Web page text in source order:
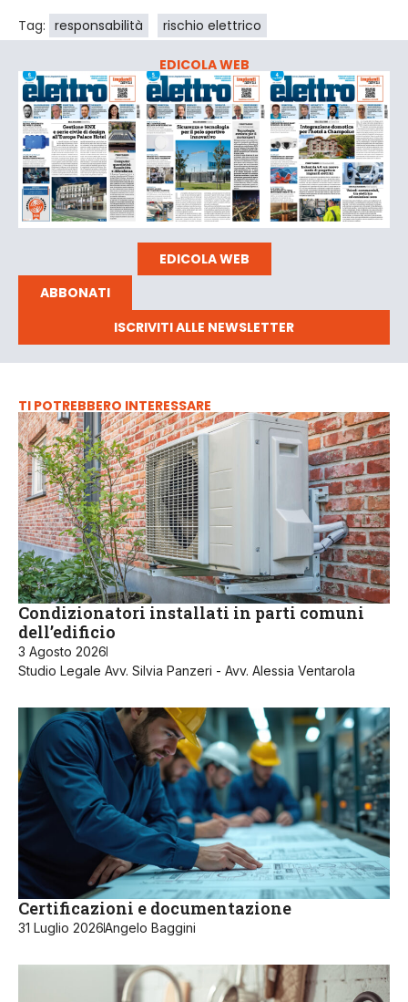
Tag: responsabilità rischio elettrico
EDICOLA WEB
EDICOLA WEB
ABBONATI
ISCRIVITI ALLE NEWSLETTER
TI POTREBBERO INTERESSARE
Condizionatori installati in parti comuni
dell’edificio
3 Agosto 2026
Studio Legale Avv. Silvia Panzeri - Avv. Alessia Ventarola
Certificazioni e documentazione
31 Luglio 2026Angelo Baggini